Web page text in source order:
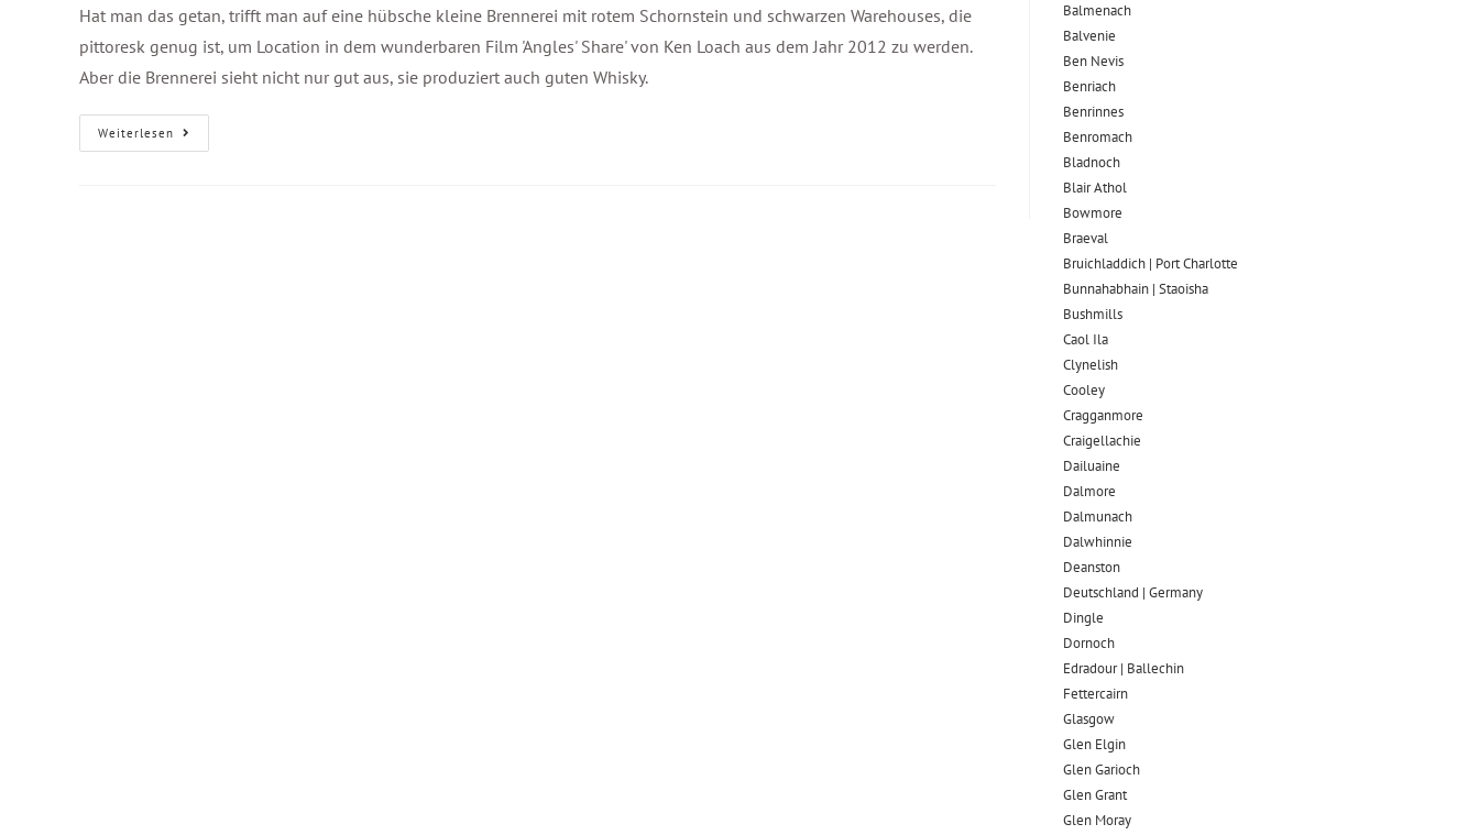
Hat man das getan, trifft man auf eine hübsche kleine Brennerei mit rotem Schornstein und schwarzen Warehouses, die
pittoresk genug ist, um Location in dem wunderbaren Film 'Angles' Share' von Ken Loach aus dem Jahr 2012 zu werden.
Aber die Brennerei sieht nicht nur gut aus, sie produziert auch guten Whisky.
Weiterlesen
Balmenach
Balvenie
Ben Nevis
Benriach
Benrinnes
Benromach
Bladnoch
Blair Athol
Bowmore
Braeval
Bruichladdich | Port Charlotte
Bunnahabhain | Staoisha
Bushmills
Caol Ila
Clynelish
Cooley
Cragganmore
Craigellachie
Dailuaine
Dalmore​
Dalmunach
Dalwhinnie
Deanston
Deutschland | Germany
Dingle
Dornoch
Edradour | Ballechin
Fettercairn
Glasgow
Glen Elgin
Glen Garioch
Glen Grant
Glen Moray